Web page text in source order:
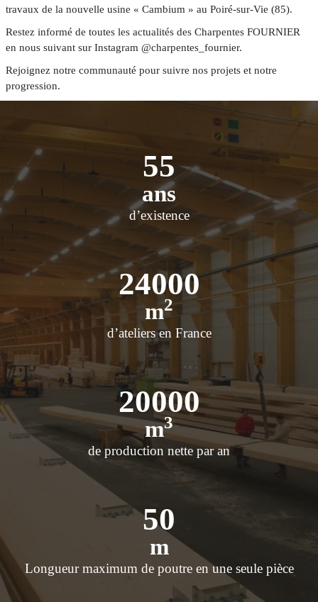
Contact
travaux de la nouvelle usine « Cambium » au Poiré-sur-Vie (85).
Restez informé de toutes les actualités des Charpentes FOURNIER
en nous suivant sur Instagram @charpentes_fournier.
Rejoignez notre communauté pour suivre nos projets et notre
progression.
55
ans
d’existence
24000
m2
d’ateliers en France
20000
m3
de production nette par an
50
m
Longueur maximum de poutre en une seule pièce